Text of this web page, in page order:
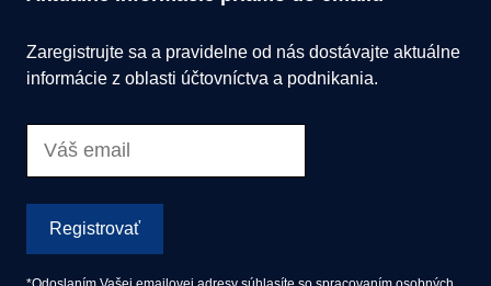
Zaregistrujte sa a pravidelne od nás dostávajte aktuálne
informácie z oblasti účtovníctva a podnikania.
Registrovať